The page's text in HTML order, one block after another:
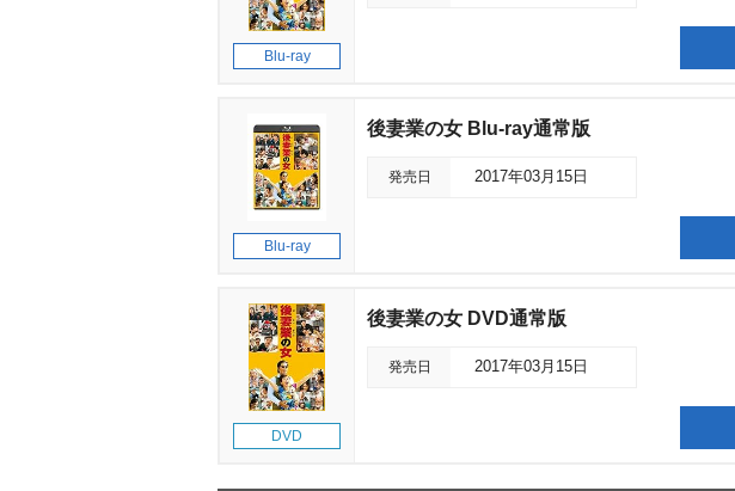
Blu-ray
Blu-ray
後妻業の女 Blu-ray通常版
発売日 2017年03月15日
DVD
後妻業の女 DVD通常版
発売日 2017年03月15日